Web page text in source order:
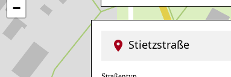
Stietzstraße
−